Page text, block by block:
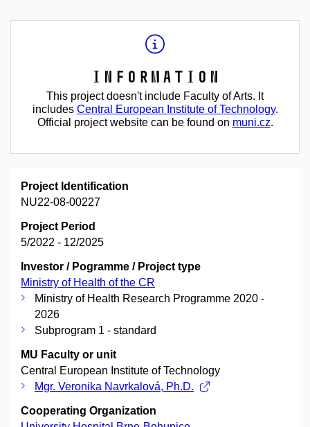
Information
This project doesn't include Faculty of Arts. It
includes Central European Institute of Technology.
Official project website can be found on muni.cz.
Project Identification
NU22-08-00227
Project Period
5/2022 - 12/2025
Investor / Pogramme / Project type
Ministry of Health of the CR
Ministry of Health Research Programme 2020 -
2026
Subprogram 1 - standard
MU Faculty or unit
Central European Institute of Technology
Mgr. Veronika Navrkalová, Ph.D.
Cooperating Organization